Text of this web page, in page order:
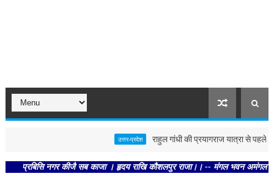
उत्तर-प्रदेश राहुल गांधी की प्रयागराज यात्रा से पहले पोस्टर
नगर कीजै सब काजा । हृदय राखि कौशलपुर राजा।। -- मंगल भवन अमंगल हारी।